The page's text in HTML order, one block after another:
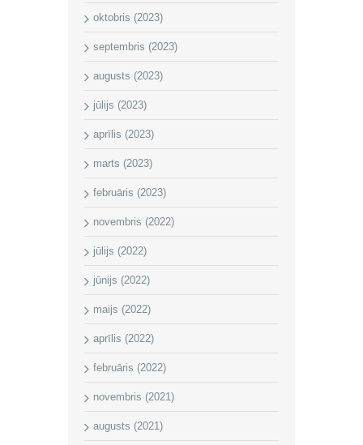
oktobris (2023)
septembris (2023)
augusts (2023)
jūlijs (2023)
aprīlis (2023)
marts (2023)
februāris (2023)
novembris (2022)
jūlijs (2022)
jūnijs (2022)
maijs (2022)
aprīlis (2022)
februāris (2022)
novembris (2021)
augusts (2021)